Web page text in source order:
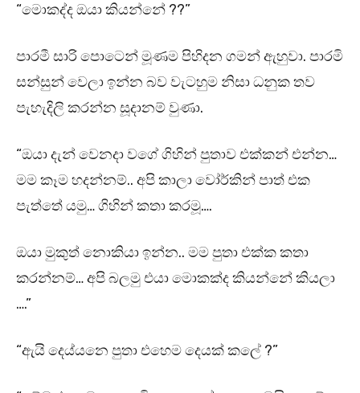
“මොකද්ද ඔයා කියන්නේ ??”
පාරමී සාරි පොටෙන් මූණම පිහිදන ගමන් ඇහුවා. පාරමි
සන්සුන් වෙලා ඉන්න බව වැටහුම නිසා ධනුක තව
පැහැදිලි කරන්න සූදානම් වුණා.
“ඔයා දැන් වෙනදා වගේ ගිහින් පුතාව එක්කන් එන්න…
මම කෑම හදන්නම්.. අපි කාලා වෝර්කින් පාත් එක
පැත්තේ යමු… ගිහින් කතා කරමූ….
ඔයා මුකුත් නොකියා ඉන්න.. මම පුතා එක්ක කතා
කරන්නම්… අපි බලමු එයා මොකක්ද කියන්නේ කියලා
….”
“ඇයි දෙය්යනෙ පුතා එහෙම දෙයක් කලේ ?”